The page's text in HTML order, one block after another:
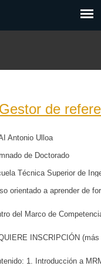
experiencia de usuario.
Gestor de
Antonio Ulloa
de Doctorado
Técnica Superior de
orientado a aprender de
del Marco de
INSCRIPCIÓN
1. Introducción a